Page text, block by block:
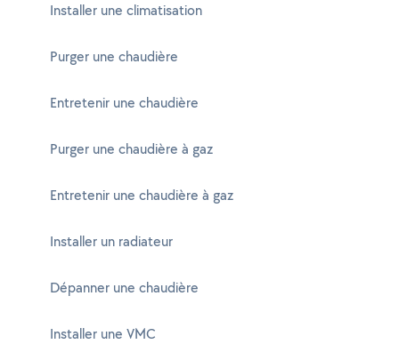
Installer une climatisation
Purger une chaudière
Entretenir une chaudière
Purger une chaudière à gaz
Entretenir une chaudière à gaz
Installer un radiateur
Dépanner une chaudière
Installer une VMC